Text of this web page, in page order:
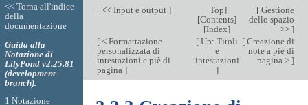
[<< Input e output ] [Top]
[Contents]
[Index]
[Gestione
dello spazio
>> ]
[< Formattazione
personalizzata di
intestazioni e piè di
pagina ]
[ Up: Titoli
e
intestazioni
]
[Creazione di
note a piè di
pagina > ]
<< Torna all'indice
della
documentazione
Guida alla
Notazione di
LilyPond v2.25.81
(development-
branch).
1 Notazione